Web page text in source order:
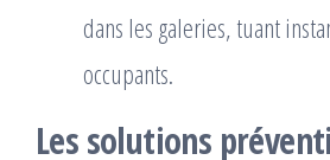
dans les galeries, tuant
occupants.
Les solutions